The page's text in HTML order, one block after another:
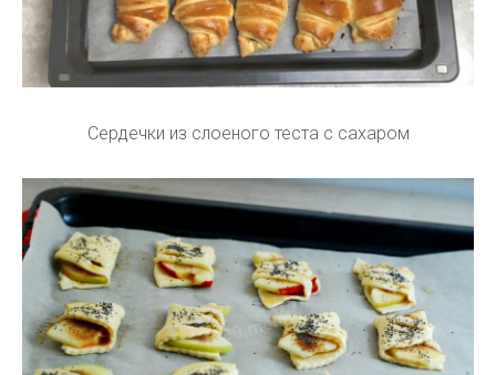
Сердечки из слоеного теста с сахаром